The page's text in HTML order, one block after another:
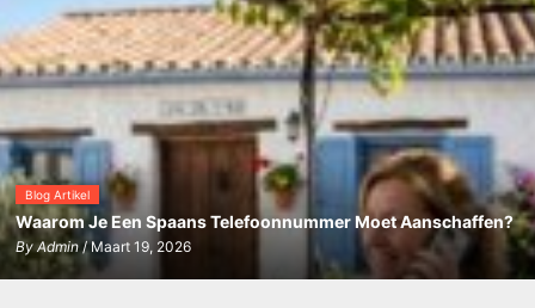
Blog Artikel
Waarom Je Een Spaans Telefoonnummer Moet Aanschaffen?
By Admin/ Maart 19, 2026